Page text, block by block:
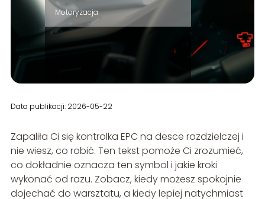
Motoryzacja
Data publikacji: 2026-05-22
Zapaliła Ci się kontrolka EPC na desce rozdzielczej i
nie wiesz, co robić. Ten tekst pomoże Ci zrozumieć,
co dokładnie oznacza ten symbol i jakie kroki
wykonać od razu. Zobacz, kiedy możesz spokojnie
dojechać do warsztatu, a kiedy lepiej natychmiast